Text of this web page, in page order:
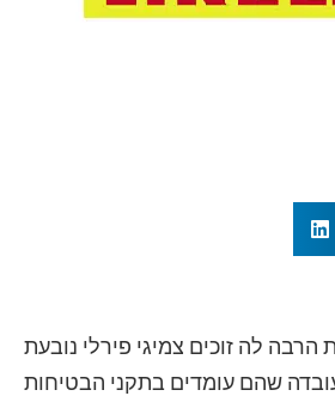
הרבה לה זוכים צמיגי פירלי נובעת
שהם עומדים בתקני הבטיחות